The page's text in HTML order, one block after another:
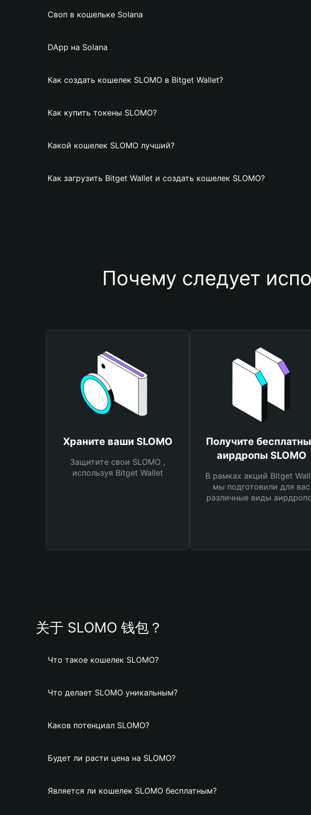
Своп в кошельке Solana
DApp на Solana
Как создать кошелек SLOMO в Bitget Wallet?
Как купить токены SLOMO?
Какой кошелек SLOMO лучший?
Как загрузить Bitget Wallet и создать кошелек SLOMO?
Почему следует
Храните ваши SLOMO
Защитите свои SLOMO ,
используя Bitget Wallet
Получите
аирдропы SLOMO
В рамках акций Bitget
мы подготовили для вас
различные виды
关于 SLOMO 钱包？
Что такое кошелек SLOMO?
Что делает SLOMO уникальным?
Каков потенциал SLOMO?
Будет ли расти цена на SLOMO?
Является ли кошелек SLOMO бесплатным?